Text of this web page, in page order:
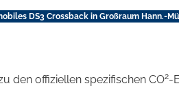
DS3 Crossback in Großraum Hann.-
den offiziellen spezifischen CO2-